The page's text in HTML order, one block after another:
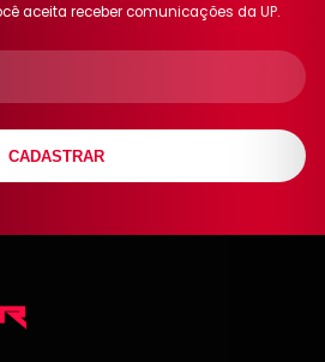
aceita receber comunicações da UP.
CADASTRAR